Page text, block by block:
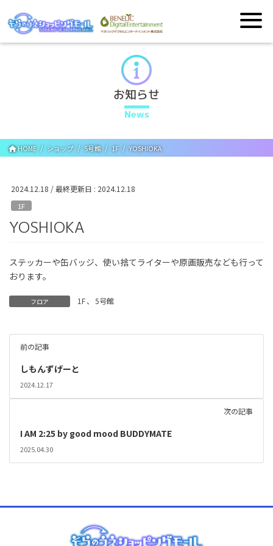
お知らせ
News
HOME ショップ 5号館 1F YOSHIOKA
2024.12.18 / 最終更新日 : 2024.12.18
1F
YOSHIOKA
ステッカーや缶バッジ、使い捨てライターや原画販売なども行って
おります。
フロア 1F、 5号館
前の記事
しもんずげーと
2024.12.17
次の記事
I AM 2:25 by good mood BUDDYMATE
2025.04.30